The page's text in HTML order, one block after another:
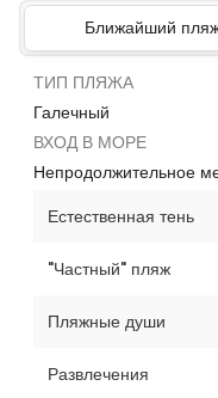
Ближайший
ТИП ПЛЯЖА
Галечный
ВХОД В МОРЕ
Непродолжительное
Естественная тень
"Частный" пляж
Пляжные души
Развлечения